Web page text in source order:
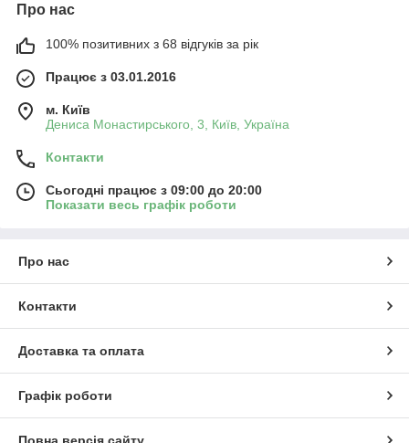
Про нас
100% позитивних з 68 відгуків за рік
Працює з 03.01.2016
м. Київ
Дениса Монастирського, 3, Київ, Україна
Контакти
Сьогодні працює з 09:00 до 20:00
Показати весь графік роботи
Про нас
Контакти
Доставка та оплата
Графік роботи
Повна версія сайту